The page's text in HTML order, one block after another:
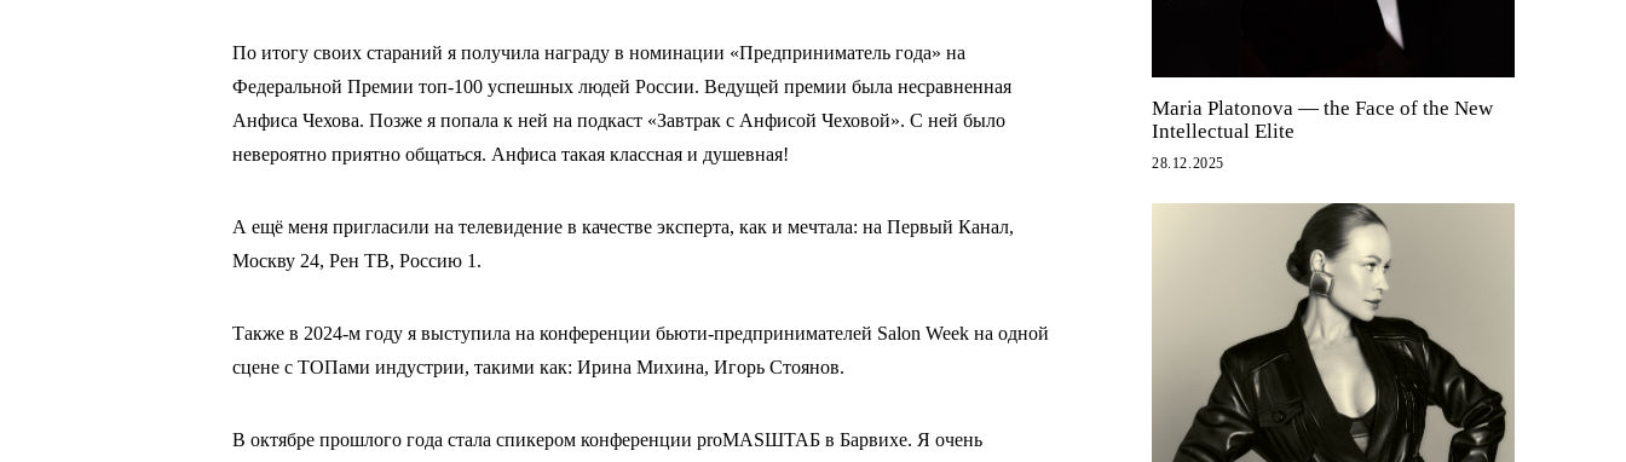
По итогу своих стараний я получила награду в номинации «Предприниматель года» на
Федеральной Премии топ-100 успешных людей России. Ведущей премии была несравненная
Анфиса Чехова. Позже я попала к ней на подкаст «Завтрак с Анфисой Чеховой». С ней было
невероятно приятно общаться. Анфиса такая классная и душевная!
А ещё меня пригласили на телевидение в качестве эксперта, как и мечтала: на Первый Канал,
Москву 24, Рен ТВ, Россию 1.
Также в 2024-м году я выступила на конференции бьюти-предпринимателей Salon Week на одной
сцене с ТОПами индустрии, такими как: Ирина Михина, Игорь Стоянов.
В октябре прошлого года стала спикером конференции proMASШТАБ в Барвихе. Я очень
Maria Platonova — the Face of the New
Intellectual Elite
28.12.2025